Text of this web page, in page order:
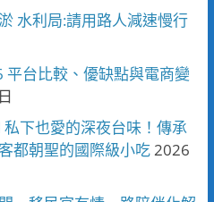
水利局:請用路人減速慢行
台比較、優缺點與電商變
下也愛的深夜台味！傳承
都朝聖的國際級小吃2026